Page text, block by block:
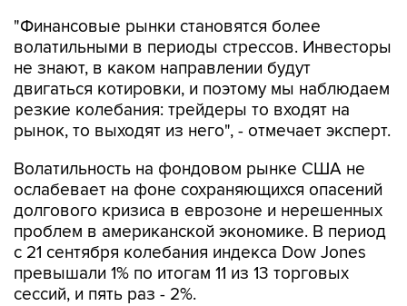
"Финансовые рынки становятся более
волатильными в периоды стрессов. Инвесторы
не знают, в каком направлении будут
двигаться котировки, и поэтому мы наблюдаем
резкие колебания: трейдеры то входят на
рынок, то выходят из него", - отмечает эксперт.
Волатильность на фондовом рынке США не
ослабевает на фоне сохраняющихся опасений
долгового кризиса в еврозоне и нерешенных
проблем в американской экономике. В период
с 21 сентября колебания индекса Dow Jones
превышали 1% по итогам 11 из 13 торговых
сессий, и пять раз - 2%.